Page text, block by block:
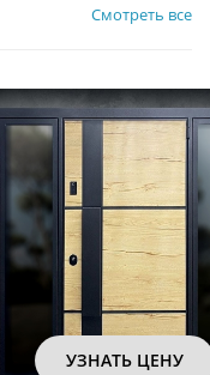
Смотреть все
УЗНАТЬ ЦЕНУ